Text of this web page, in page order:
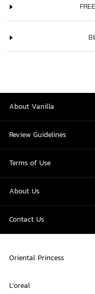
About Vanilla
Review Guidelines
Terms of Use
About Us
Contact Us
Oriental Princess
L'oreal